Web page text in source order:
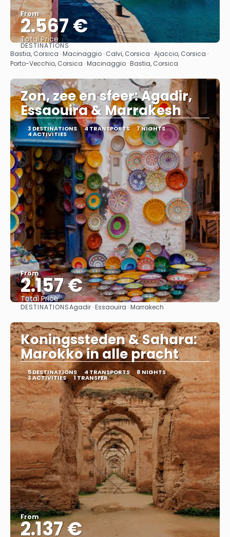
From
2.567 €
Total Price
See
DESTINATIONS
Bastia, Corsica · Macinaggio · Calvi, Corsica · Ajaccio, Corsica ·
Porto-Vecchio, Corsica · Macinaggio · Bastia, Corsica
Zon, zee en sfeer: Agadir,
Essaouira & Marrakesh
3 DESTINATIONS 4 TRANSPORTS 7 NIGHTS
4 ACTIVITIES
From
2.157 €
Total Price
See
DESTINATIONSAgadir · Essaouira · Marrakech
Koningssteden & Sahara:
Marokko in alle pracht
5 DESTINATIONS 4 TRANSPORTS 8 NIGHTS
3 ACTIVITIES 1 TRANSFER
From
2.137 €